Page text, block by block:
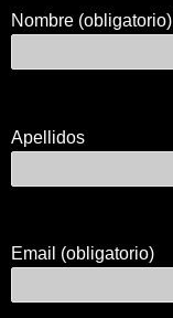
Nombre (obligatorio)
Apellidos
Email (obligatorio)